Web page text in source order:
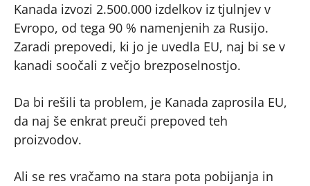
Kanada izvozi 2.500.000 izdelkov iz tjulnjev v
Evropo, od tega 90 % namenjenih za Rusijo.
Zaradi prepovedi, ki jo je uvedla EU, naj bi se v
kanadi soočali z večjo brezposelnostjo.
Da bi rešili ta problem, je Kanada zaprosila EU,
da naj še enkrat preuči prepoved teh
proizvodov.
Ali se res vračamo na stara pota pobijanja in